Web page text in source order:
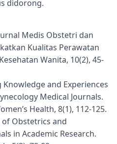
didorong.
Medis Obstetri dan
Kualitas Perawatan
Wanita, 10(2), 45-
Knowledge and Experiences
Medical Journals.
Health, 8(1), 112-125.
of Obstetrics and
in Academic Research.